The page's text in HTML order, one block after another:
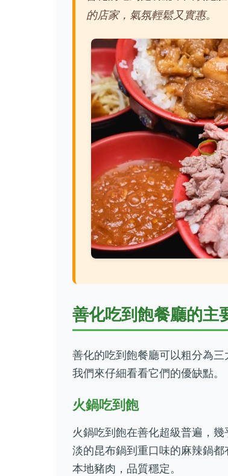
的店家，氣氛輕鬆又實惠。
善化吃到飽餐廳的主
善化的吃到飽餐廳可以粗分為
我們來仔細看看它們的優缺點。
火鍋吃到飽
火鍋吃到飽在善化超級普遍，
淡的昆布鍋到重口味的麻辣鍋
本地豬肉，品質穩定。